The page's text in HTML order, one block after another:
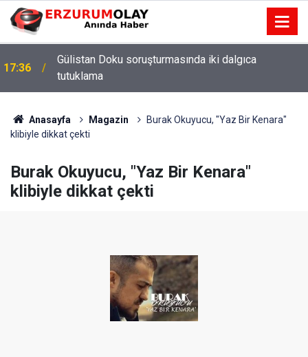
17:36
Gülistan Doku soruşturmasında iki dalgıca
tutuklama
Anasayfa Magazin
Burak Okuyucu, "Yaz Bir Kenara"
klibiyle dikkat çekti
Burak Okuyucu, "Yaz Bir Kenara"
klibiyle dikkat çekti